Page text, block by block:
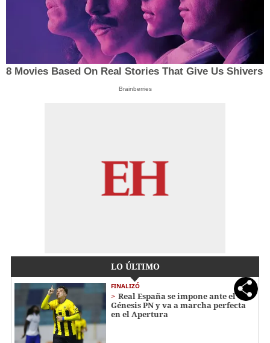
8 Movies Based On Real Stories That Give Us Shivers
Brainberries
LO ÚLTIMO
FINALIZÓ
Real España se impone ante el
Génesis PN y va a marcha perfecta
en el Apertura